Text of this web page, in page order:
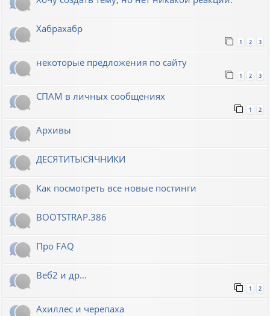
Хабрахабр
1 2 3
некоторые предложения по сайту
1 2 3
СПАМ в личных сообщениях
1 2
Архивы
ДЕСЯТИТЫСЯЧНИКИ
Как посмотреть все новые постинги
BOOTSTRAP.386
Про FAQ
Веб2 и др...
1 2
Ахиллес и черепаха